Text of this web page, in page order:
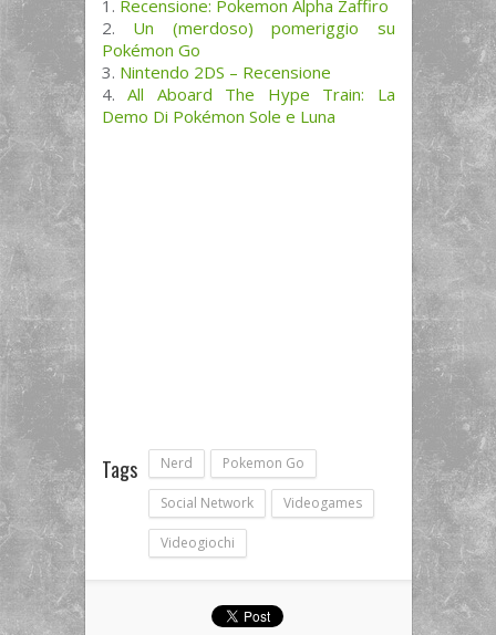
Recensione: Pokemon Alpha Zaffiro
Un (merdoso) pomeriggio su
Pokémon Go
Nintendo 2DS – Recensione
All Aboard The Hype Train: La
Demo Di Pokémon Sole e Luna
Tags Nerd Pokemon Go
Social Network Videogames
Videogiochi